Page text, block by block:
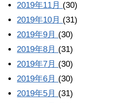
2019年11月 (30)
2019年10月 (31)
2019年9月 (30)
2019年8月 (31)
2019年7月 (30)
2019年6月 (30)
2019年5月 (31)